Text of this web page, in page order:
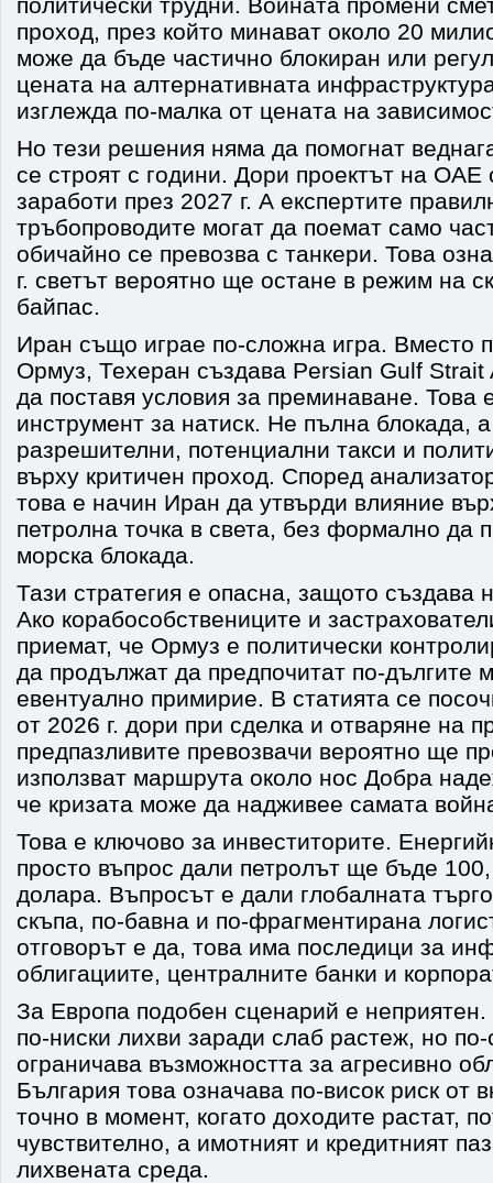
проход, през който минават около 20
може да бъде частично блокиран или
цената на алтернативната
изглежда по-малка от цената на
Но тези решения няма да помогнат
се строят с години. Дори проектът на ОАЕ
заработи през 2027 г. А експертите
тръбопроводите могат да поемат само
обичайно се превозва с танкери. Това
г. светът вероятно ще остане в режим на
байпас.
Иран също играе по-сложна игра. Вместо
Ормуз, Техеран създава Persian Gulf Strait
да поставя условия за преминаване. Това
инструмент за натиск. Не пълна блокада,
разрешителни, потенциални такси и
върху критичен проход. Според
това е начин Иран да утвърди влияние
петролна точка в света, без формално да
морска блокада.
Тази стратегия е опасна, защото създава
Ако корабособствениците и
приемат, че Ормуз е политически
да продължат да предпочитат по-дългите
евентуално примирие. В статията се
от 2026 г. дори при сделка и отваряне на
предпазливите превозвачи вероятно ще
използват маршрута около нос Добра
че кризата може да надживее самата
Това е ключово за инвеститорите.
просто въпрос дали петролът ще бъде
долара. Въпросът е дали глобалната
скъпа, по-бавна и по-фрагментирана
отговорът е да, това има последици за
облигациите, централните банки и
За Европа подобен сценарий е
по-ниски лихви заради слаб растеж, но по-
ограничава възможността за агресивно
България това означава по-висок риск от
точно в момент, когато доходите растат,
чувствително, а имотният и кредитният
лихвената среда.